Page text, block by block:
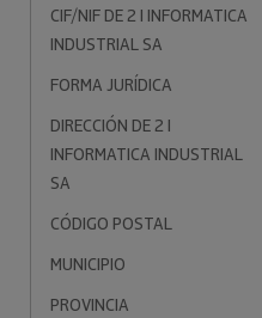
CIF/NIF DE 2 I INFORMATICA
INDUSTRIAL SA
FORMA JURÍDICA
DIRECCIÓN DE 2 I
INFORMATICA INDUSTRIAL
SA
CÓDIGO POSTAL
MUNICIPIO
PROVINCIA